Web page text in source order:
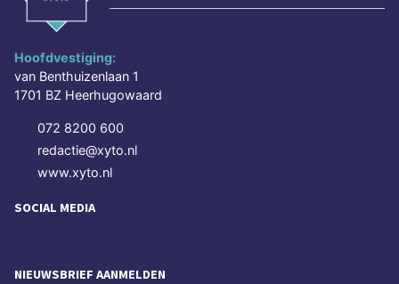
Hoofdvestiging:
van Benthuizenlaan 1
1701 BZ Heerhugowaard
072 8200 600
redactie@xyto.nl
www.xyto.nl
SOCIAL MEDIA
NIEUWSBRIEF AANMELDEN